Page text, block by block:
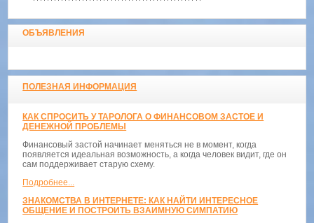
ОБЪЯВЛЕНИЯ
ПОЛЕЗНАЯ ИНФОРМАЦИЯ
КАК СПРОСИТЬ У ТАРОЛОГА О ФИНАНСОВОМ ЗАСТОЕ И
ДЕНЕЖНОЙ ПРОБЛЕМЫ
Финансовый застой начинает меняться не в момент, когда
появляется идеальная возможность, а когда человек видит, где он
сам поддерживает старую схему.
Подробнее...
ЗНАКОМСТВА В ИНТЕРНЕТЕ: КАК НАЙТИ ИНТЕРЕСНОЕ
ОБЩЕНИЕ И ПОСТРОИТЬ ВЗАИМНУЮ СИМПАТИЮ